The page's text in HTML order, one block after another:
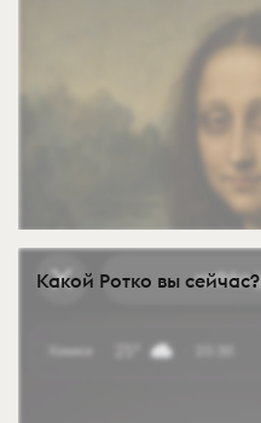
Какой Ротко вы сейчас?